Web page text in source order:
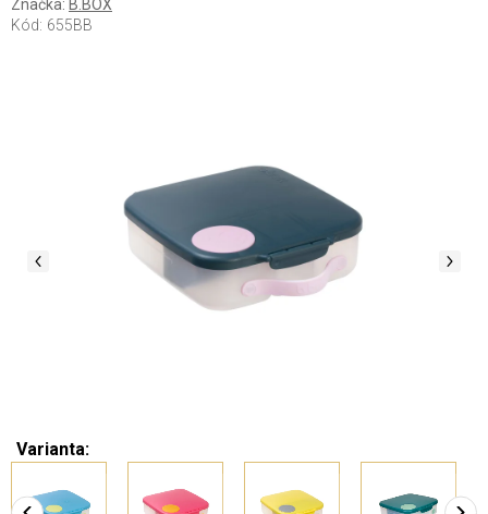
Varianta:
Značka: B.BOX
Kód: 655BB